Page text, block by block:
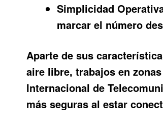
Simplicidad
marcar el número
Aparte de sus
aire libre, trabajos en
Internacional de
más seguras al estar